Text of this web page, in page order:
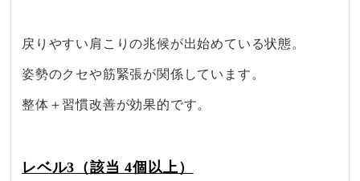
戻りやすい​肩こりの​兆候が​出始めている​状態。​
姿勢の​クセや​筋緊張が​関係しています。​
整体＋習慣改善が​効果的です。​
レベル3 （該当 4個以上）